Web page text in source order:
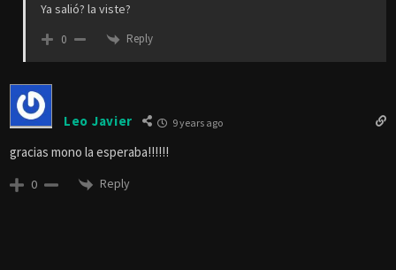
Ya salió? la viste?
0 Reply
Leo Javier 9 years ago
gracias mono la esperaba!!!!!!
0 Reply